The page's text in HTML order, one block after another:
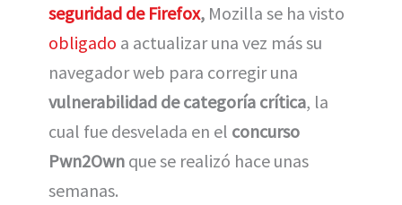
seguridad de Firefox, Mozilla se ha visto
obligado a actualizar una vez más su
navegador web para corregir una
vulnerabilidad de categoría crítica, la
cual fue desvelada en el concurso
Pwn2Own que se realizó hace unas
semanas.